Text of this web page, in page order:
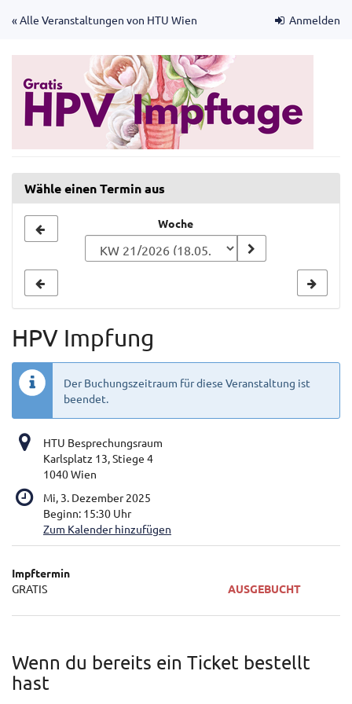
Zum
Anmelden
« Alle Veranstaltungen von HTU Wien
Wähle einen Termin aus
zur
Woche
HPV Impfung
Der Buchungszeitraum für diese Veranstaltung ist
beendet.
HTU Besprechungsraum
Karlsplatz 13, Stiege 4
1040 Wien
Mi, 3. Dezember 2025
Beginn: 15:30 Uhr
Zum Kalender hinzufügen
Unkategorisierte
Produkte
Impftermin
GRATIS
AUSGEBUCHT
Wenn du bereits ein Ticket bestellt
hast